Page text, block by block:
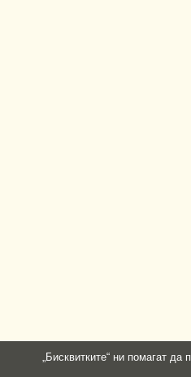
„Бисквитките“ ни помагат